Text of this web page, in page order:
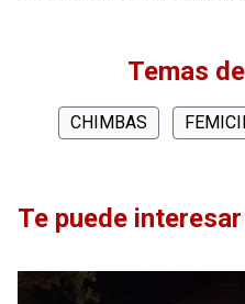
Temas
CHIMBAS
Te puede interesar